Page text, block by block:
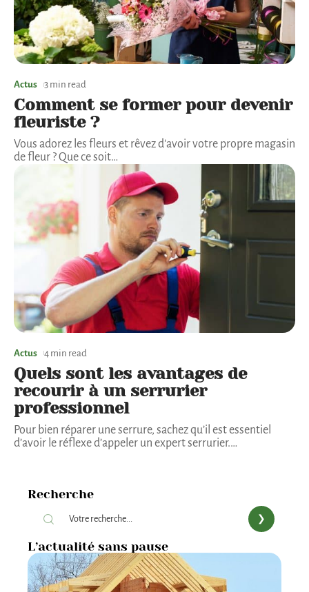
Actus 3 min read
Comment se former pour devenir
fleuriste ?
Vous adorez les fleurs et rêvez d'avoir votre propre magasin
de fleur ? Que ce soit…
Actus 4 min read
Quels sont les avantages de
recourir à un serrurier
professionnel
Pour bien réparer une serrure, sachez qu’il est essentiel
d’avoir le réflexe d’appeler un expert serrurier.…
Recherche
L’actualité sans pause